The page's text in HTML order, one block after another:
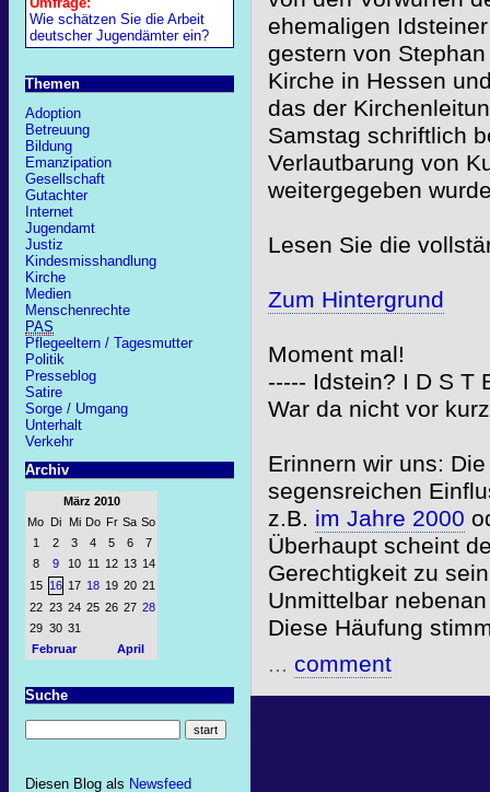
Wie schätzen Sie die Arbeit
deutscher Jugendämter ein?
Themen
Adoption
Betreuung
Bildung
Emanzipation
Gesellschaft
Gutachter
Internet
Jugendamt
Justiz
Kindesmisshandlung
Kirche
Medien
Menschenrechte
PAS
Pflegeeltern / Tagesmutter
Politik
Presseblog
Satire
Sorge / Umgang
Unterhalt
Verkehr
Archiv
März 2010
Mo Di Mi Do Fr Sa So
1
2 3 4 5 6
7
8
9 10 11 12 13 14
15
16 17 18 19 20 21
22 23 24 25 26 27 28
29 30 31
Februar
April
Suche
Diesen Blog als Newsfeed
ehemaligen
gestern von
Kirche in Hessen
das der
Samstag schriftlich
Verlautbarung von
weitergegeben
Lesen Sie die
Zum Hintergrund
Moment mal!
----- Idstein? I D S T
War da nicht vor
Erinnern wir uns:
segensreichen
z.B. im Jahre 2000
Überhaupt scheint
Gerechtigkeit zu
Unmittelbar
Diese Häufung
... comment